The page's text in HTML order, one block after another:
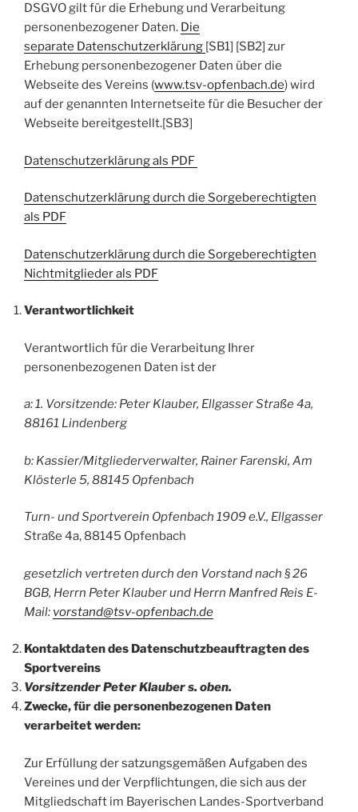
DSGVO gilt für die Erhebung und Verarbeitung
personenbezogener Daten. Die
separate Datenschutzerklärung [SB1] [SB2] zur
Erhebung personenbezogener Daten über die
Webseite des Vereins (www.tsv-opfenbach.de) wird
auf der genannten Internetseite für die Besucher der
Webseite bereitgestellt.[SB3]
Datenschutzerklärung als PDF
Datenschutzerklärung durch die Sorgeberechtigten
als PDF
Datenschutzerklärung durch die Sorgeberechtigten
Nichtmitglieder als PDF
Verantwortlichkeit
Verantwortlich für die Verarbeitung Ihrer
personenbezogenen Daten ist der
a: 1. Vorsitzende: Peter Klauber, Ellgasser Straße 4a,
88161 Lindenberg
b: Kassier/Mitgliederverwalter, Rainer Farenski, Am
Klösterle 5, 88145 Opfenbach
Turn- und Sportverein Opfenbach 1909 e.V., Ellgasser
Straße 4a, 88145 Opfenbach
gesetzlich vertreten durch den Vorstand nach § 26
BGB, Herrn Peter Klauber und Herrn Manfred Reis E-
Mail: vorstand@tsv-opfenbach.de
Kontaktdaten des Datenschutzbeauftragten des
Sportvereins
Vorsitzender Peter Klauber s. oben.
Zwecke, für die personenbezogenen Daten
verarbeitet werden:
Zur Erfüllung der satzungsgemäßen Aufgaben des
Vereines und der Verpflichtungen, die sich aus der
Mitgliedschaft im Bayerischen Landes-Sportverband